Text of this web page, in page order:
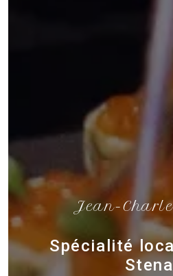
Spécialité
Jean-